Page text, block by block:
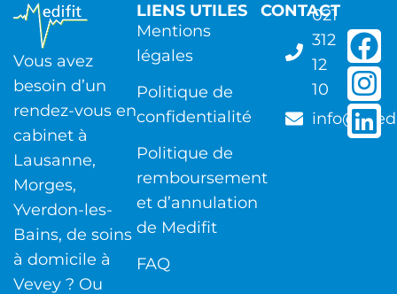
Vous avez
besoin d’un
rendez-vous en
cabinet à
Lausanne,
Morges,
Yverdon-les-
Bains, de soins
à domicile à
Vevey ? Ou
LIENS UTILES
Mentions
légales
Politique de
confidentialité
Politique de
remboursement
et d’annulation
de Medifit
FAQ
CONTACT
021
312
12
10